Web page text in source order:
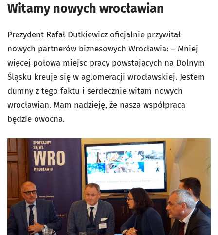
Witamy nowych wrocławian
Prezydent Rafał Dutkiewicz oficjalnie przywitał
nowych partnerów biznesowych Wrocławia: – Mniej
więcej połowa miejsc pracy powstających na Dolnym
Śląsku kreuje się w aglomeracji wrocławskiej. Jestem
dumny z tego faktu i serdecznie witam nowych
wrocławian. Mam nadzieję, że nasza współpraca
będzie owocna.